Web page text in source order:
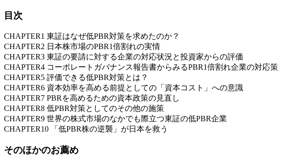
目次
CHAPTER1 東証はなぜ低PBR対策を求めたのか？
CHAPTER2 日本株市場のPBR1倍割れの実情
CHAPTER3 東証の要請に対する企業の対応状況と投資家からの評価
CHAPTER4 コーポレートガバナンス報告書からみるPBR1倍割れ企業の対応策
CHAPTER5 評価できる低PBR対策とは？
CHAPTER6 資本効率を高める前提としての「資本コスト」への意識
CHAPTER7 PBRを高めるための資本政策の見直し
CHAPTER8 低PBR対策としてのその他の施策
CHAPTER9 世界の株式市場のなかでも際立つ東証の低PBR企業
CHAPTER10 「低PBR株の逆襲」が日本を救う
そのほかのお薦め